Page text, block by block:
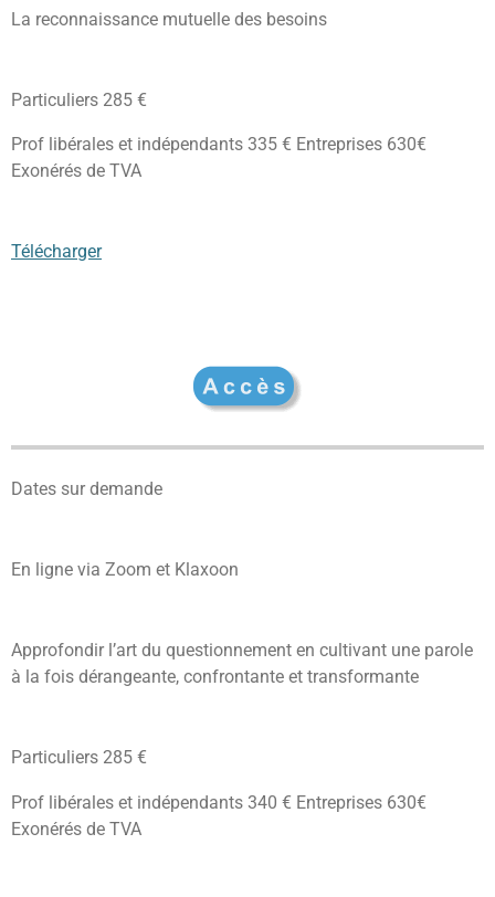
La reconnaissance mutuelle des besoins
Particuliers 285 €
Prof libérales et indépendants 335 € Entreprises 630€
Exonérés de TVA
Télécharger
Dates sur demande
En ligne via Zoom et Klaxoon
Approfondir l’art du questionnement en cultivant une parole
à la fois dérangeante, confrontante et transformante
Particuliers 285 €
Prof libérales et indépendants 340 € Entreprises 630€
Exonérés de TVA